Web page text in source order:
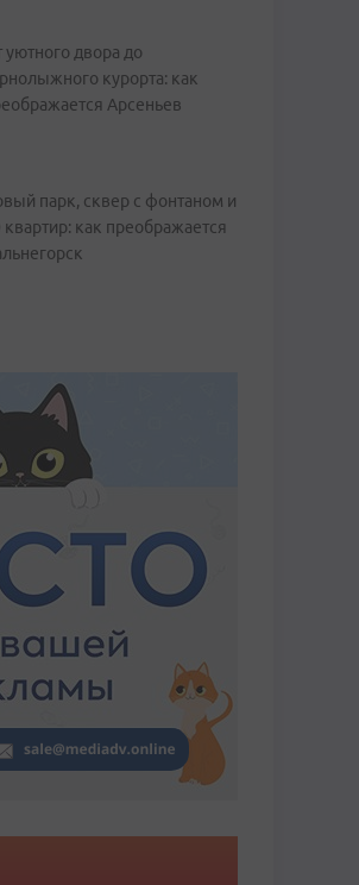
уютного двора до
курорта: как
Арсеньев
парк, сквер с фонтаном и
квартир: как преображается